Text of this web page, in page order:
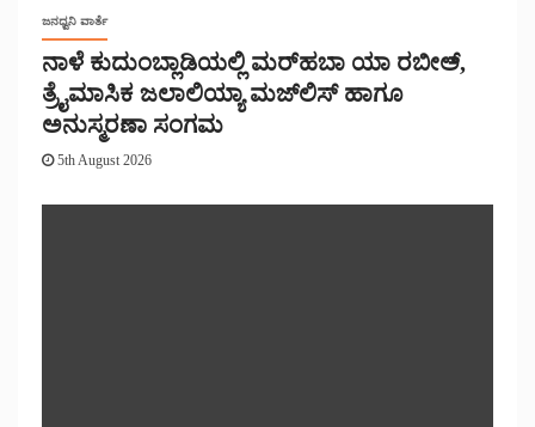
ಜನಧ್ವನಿ ವಾರ್ತೆ
ನಾಳೆ ಕುದುಂಬ್ಲಾಡಿಯಲ್ಲಿ ಮರ್‌‌ಹಬಾ ಯಾ ರಬೀಅ್,
ತ್ರೈಮಾಸಿಕ ಜಲಾಲಿಯ್ಯಾ ಮಜ್‌‌ಲಿಸ್‌‌ ಹಾಗೂ
ಅನುಸ್ಮರಣಾ ಸಂಗಮ
5th August 2026